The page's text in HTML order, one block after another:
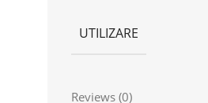
UTILIZARE
Reviews (0)